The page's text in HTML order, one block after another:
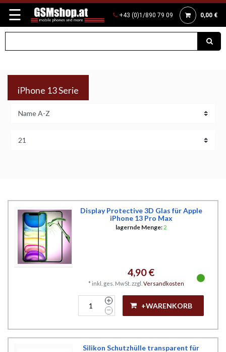
☰ +43 (0)1/890 79 09 0,00 €
iPhone 13 Serie
Display Protective 3D Glas für Apple
iPhone 13 Pro Max
lagernde Menge:2
4,90 €
* inkl. ges. MwSt. zzgl. Versandkosten
+WARENKORB
Silikon Schutzhülle transparent für